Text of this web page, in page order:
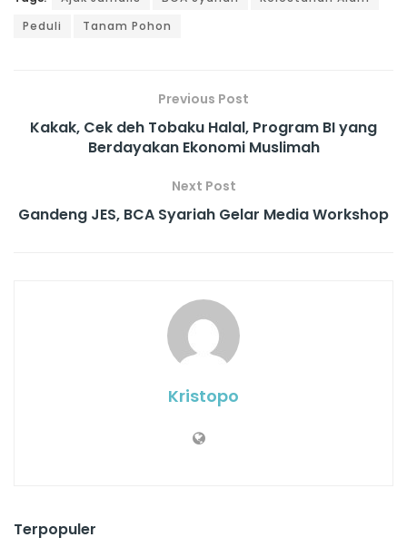
Peduli
Tanam Pohon
Previous Post
Kakak, Cek deh Tobaku Halal, Program BI yang
Berdayakan Ekonomi Muslimah
Next Post
Gandeng JES, BCA Syariah Gelar Media Workshop
Kristopo
Terpopuler